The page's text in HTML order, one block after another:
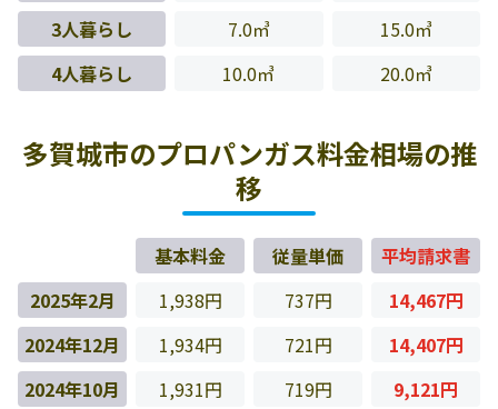
3人暮らし
7.0㎥
15.0㎥
4人暮らし
10.0㎥ 20.0㎥
多賀城市のプロパンガス料金相場の推
移
基本料金 従量単価
平均請求書
2025年2月
1,938円 737円
14,467円
2024年12月
1,934円 721円
14,407円
2024年10月
1,931円 719円
9,121円